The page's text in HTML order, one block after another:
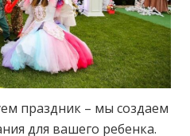
праздник – мы создаем
для вашего ребенка.